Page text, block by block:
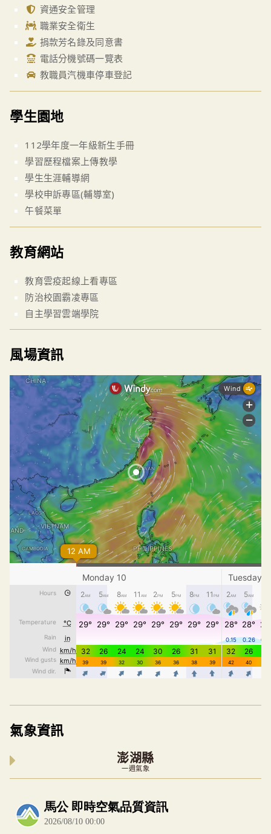
資通安全管理
職業安全衛生
捐款芳名錄及同意書
電話分機號碼一覽表
教職員汽機車停車登記
學生園地
112學年度一年級新生手冊
學習歷程檔案上傳教學
學生生涯輔導網
學校申訴專區(輔導室)
午餐菜單
教育網站
教育雲疫起線上看專區
防治校園霸凌專區
自主學習雲端學院
風場資訊
氣象資訊
澎湖縣
一週氣象
內嵌空氣品質小工具為視覺預覽，完整即時空